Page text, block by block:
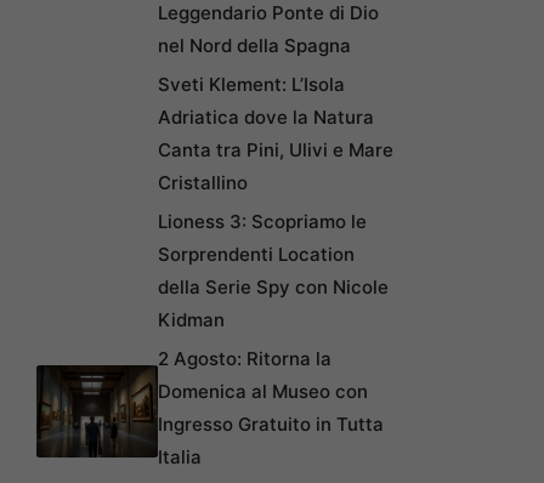
Leggendario Ponte di Dio
nel Nord della Spagna
Sveti Klement: L’Isola
Adriatica dove la Natura
Canta tra Pini, Ulivi e Mare
Cristallino
Lioness 3: Scopriamo le
Sorprendenti Location
della Serie Spy con Nicole
Kidman
2 Agosto: Ritorna la
Domenica al Museo con
Ingresso Gratuito in Tutta
Italia